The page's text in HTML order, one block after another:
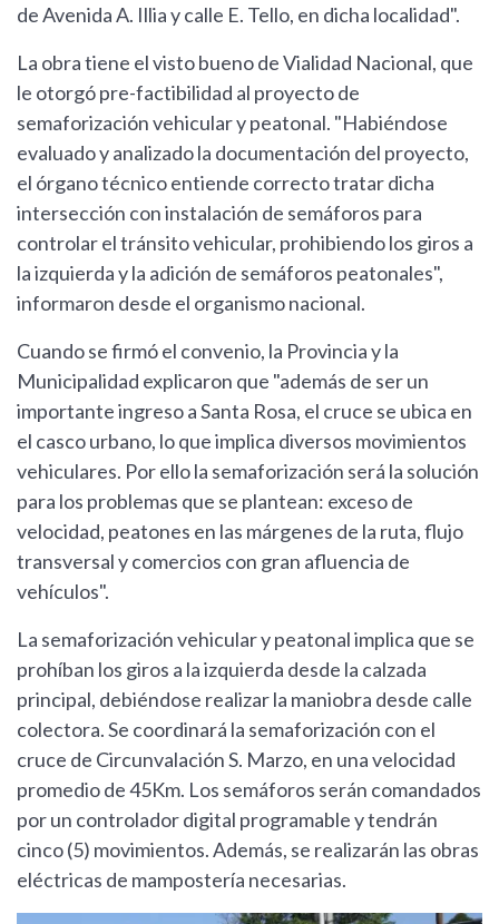
de Avenida A. Illia y calle E. Tello, en dicha localidad".
La obra tiene el visto bueno de Vialidad Nacional, que
le otorgó pre-factibilidad al proyecto de
semaforización vehicular y peatonal. "Habiéndose
evaluado y analizado la documentación del proyecto,
el órgano técnico entiende correcto tratar dicha
intersección con instalación de semáforos para
controlar el tránsito vehicular, prohibiendo los giros a
la izquierda y la adición de semáforos peatonales",
informaron desde el organismo nacional.
Cuando se firmó el convenio, la Provincia y la
Municipalidad explicaron que "además de ser un
importante ingreso a Santa Rosa, el cruce se ubica en
el casco urbano, lo que implica diversos movimientos
vehiculares. Por ello la semaforización será la solución
para los problemas que se plantean: exceso de
velocidad, peatones en las márgenes de la ruta, flujo
transversal y comercios con gran afluencia de
vehículos".
La semaforización vehicular y peatonal implica que se
prohíban los giros a la izquierda desde la calzada
principal, debiéndose realizar la maniobra desde calle
colectora. Se coordinará la semaforización con el
cruce de Circunvalación S. Marzo, en una velocidad
promedio de 45Km. Los semáforos serán comandados
por un controlador digital programable y tendrán
cinco (5) movimientos. Además, se realizarán las obras
eléctricas de mampostería necesarias.